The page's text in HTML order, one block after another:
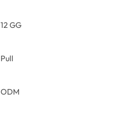
12 GG
Pull
ODM